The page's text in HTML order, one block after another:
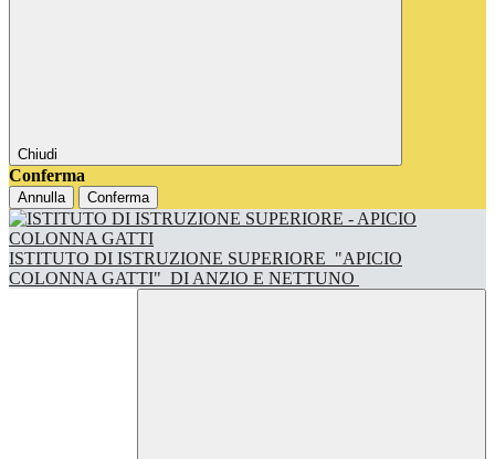
Chiudi
Conferma
Annulla Conferma
ISTITUTO DI ISTRUZIONE SUPERIORE "APICIO
COLONNA GATTI" DI ANZIO E NETTUNO